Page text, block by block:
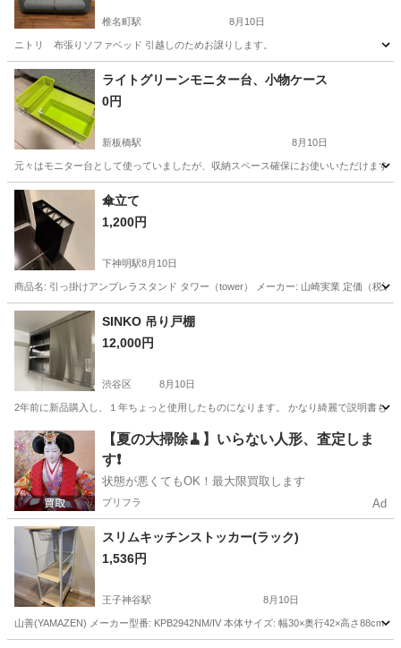
椎名町駅 8月10日
ニトリ 布張りソファベッド 引越しのためお譲りします。
東京 豊島区 椎名町駅
ライトグリーンモニター台、小物ケース
0円
新板橋駅 8月10日
元々はモニター台として使っていましたが、収納スペース確保にお使いいただけます
東京 板橋区 新板橋駅
傘立て
1,200円
下神明駅8月10日
商品名: 引っ掛けアンブレラスタンド タワー（tower） メーカー: 山崎実業 定価（税
東京 品川区 下神明駅 インテリア雑貨/小物
SINKO 吊り戸棚
12,000円
渋谷区 8月10日
2年前に新品購入し、１年ちょっと使用したものになります。 かなり綺麗で説明書も
東京 渋谷区 収納家具
【夏の大掃除🧹】いらない人形、査定しま
す❗️
状態が悪くてもOK！最大限買取します
プリフラ Ad
スリムキッチンストッカー(ラック)
1,536円
王子神谷駅 8月10日
山善(YAMAZEN) メーカー型番: KPB2942NM/IV 本体サイズ: 幅30×奥行42×高さ88cm